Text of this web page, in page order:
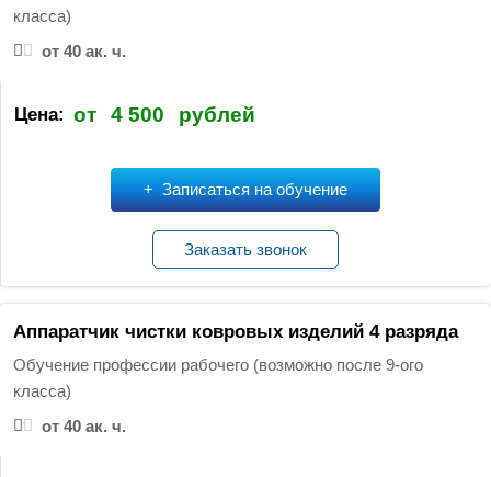
класса)
от 40 ак. ч.
Цена: от 4 500 рублей
Записаться на обучение
Заказать звонок
Аппаратчик чистки ковровых изделий 4 разряда
Обучение профессии рабочего (возможно после 9-ого
класса)
от 40 ак. ч.